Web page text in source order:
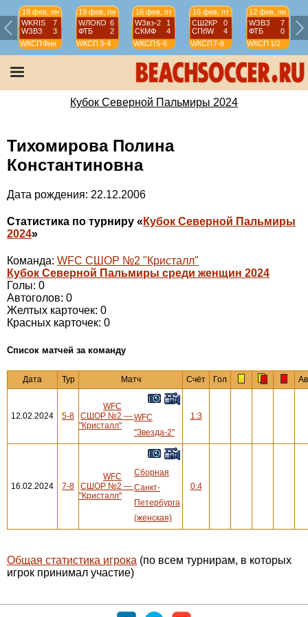
19 фев, пн
WKRIS
7
WЗВЗ
3
WКСПФин
19 фев, пн
WЛОКО 6
ФТБ
2
WКСП 3-4
16 фев, пт
WЗвз-2
1
СКМФ
4
WКСП 5-6
16 фев, пт
СШ2КР
0
СПбW
4
WКСП7-8
12 фев, пн
WЗВЗ
7
ФТБ
0
WКСП 1/2
Кубок Северной Пальмиры 2024
Тихомирова Полина
Константиновна
Дата рождения: 22.12.2006
Статистика по турниру « Кубок Северной Пальмиры
2024»
Команда: WFC СШОР №2 "Кристалл"
Кубок Северной Пальмиры среди женщин 2024
Голы: 0
Автоголов: 0
Желтых карточек: 0
Красных карточек: 0
Cписок матчей за команду
Дата Тур Матч Счёт Гол
12.02.2024 5-8
WFC
СШОР №2
"Кристалл"
— WFC
"Звезда-2"
1:3
16.02.2024 7-8
WFC
СШОР №2
"Кристалл"
—
Сборная
Санкт-
Петербурга
(женская)
0:4
Общая статистика игрока (по всем турнирам, в которых
игрок принимал участие)